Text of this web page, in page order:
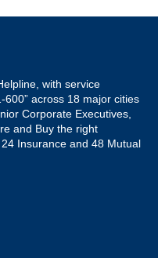
with service
across 18 major cities
Corporate Executives,
and Buy the right
Insurance and 48 Mutual